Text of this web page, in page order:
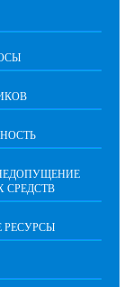
СРЕДСТВ
РЕСУРСЫ